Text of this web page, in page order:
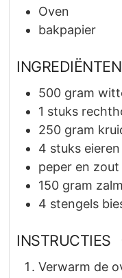
Oven
bakpapier
INGREDIËNTEN
500 gram
1 stuks
250 gram
4 stuks eieren
peper en zout
150 gram zalm
4 stengels
INSTRUCTIES
Verwarm de